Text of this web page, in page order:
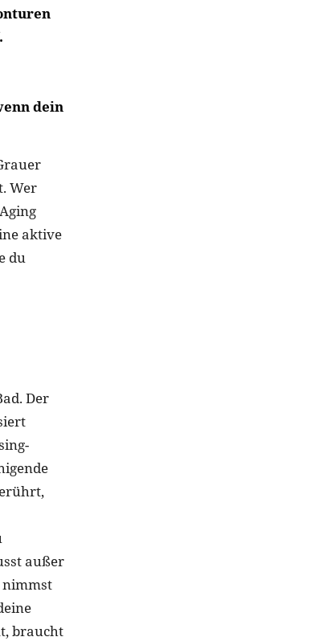
dein
Wer
aktive
du
Der
außer
nimmst
braucht